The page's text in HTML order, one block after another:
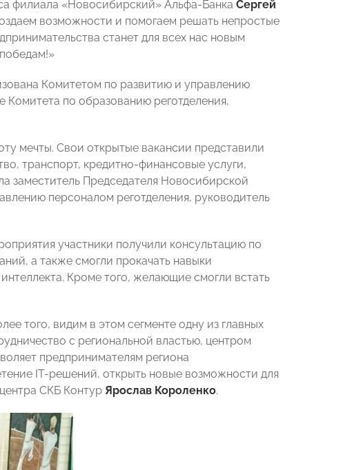
филиала «Новосибирский» Альфа-Банка Сергей
возможности и помогаем решать непростые
станет для всех нас новым
Комитетом по развитию и управлению
по образованию реготделения,
мечты. Свои открытые вакансии представили
транспорт, кредитно-финансовые услуги,
заместитель Председателя Новосибирской
персоналом реготделения, руководитель
участники получили консультацию по
а также смогли прокачать навыки
Кроме того, желающие смогли встать
того, видим в этом сегменте одну из главных
с региональной властью, центром
предпринимателям региона
IT-решений, открыть новые возможности для
СКБ Контур Ярослав Короленко.